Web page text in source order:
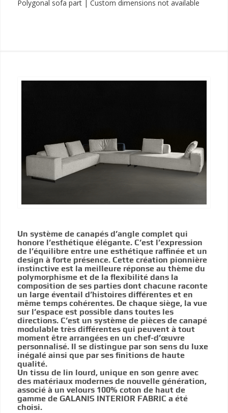
Polygonal sofa part | Custom dimensions not available
Un système de canapés d’angle complet qui
honore l’esthétique élégante. C’est l’expression
de l’équilibre entre une esthétique raffinée et un
design à forte présence. Cette création pionnière
instinctive est la meilleure réponse au thème du
polymorphisme et de la flexibilité dans la
composition de ses parties dont chacune raconte
un large éventail d’histoires différentes et en
même temps cohérentes. De chaque siège, la vue
sur l’espace est possible dans toutes les
directions. C’est un système de pièces de canapé
modulable très différentes qui peuvent à tout
moment être arrangées en un chef-d’œuvre
personnalisé. Il se distingue par son sens du luxe
inégalé ainsi que par ses finitions de haute
qualité.
Un tissu de lin lourd, unique en son genre avec
des matériaux modernes de nouvelle génération,
associé à un velours 100% coton de haut de
gamme de GALANIS INTERIOR FABRIC a été
choisi.